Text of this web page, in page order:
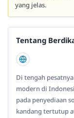
yang jelas.
Tentang
Di tengah
modern di
pada penyediaan
kandang tertutup